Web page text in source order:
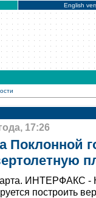
English
17:26
Поклонной
ИНТЕРФАКС -
построить